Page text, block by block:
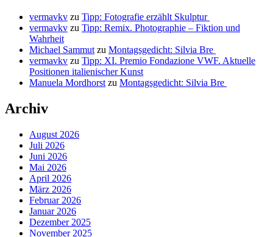
vermavkv zu Tipp: Fotografie erzählt Skulptur
vermavkv zu Tipp: Remix. Photographie – Fiktion und
Wahrheit
Michael Sammut zu Montagsgedicht: Silvia Bre
vermavkv zu Tipp: XI. Premio Fondazione VWF. Aktuelle
Positionen italienischer Kunst
Manuela Mordhorst zu Montagsgedicht: Silvia Bre
Archiv
August 2026
Juli 2026
Juni 2026
Mai 2026
April 2026
März 2026
Februar 2026
Januar 2026
Dezember 2025
November 2025